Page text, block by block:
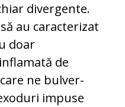
divergente.
au caracterizat
doar
de
ne bul­ver­
impuse